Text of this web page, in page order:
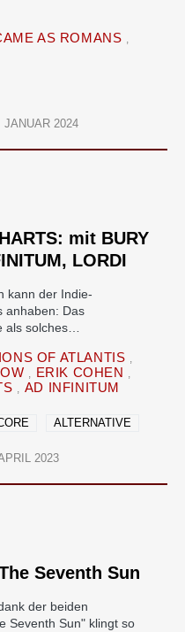
AS ROMANS
JANUAR 2024
mit BURY
LORDI
kann der Indie-
anhaben: Das
als solches…
OF ATLANTIS
ERIK COHEN
AD INFINITUM
ALTERNATIVE
2023
Seventh Sun
der beiden
Seventh Sun" klingt so